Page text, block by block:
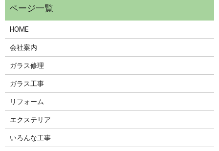
HOME
会社案内
ガラス修理
ガラス工事
リフォーム
エクステリア
いろんな工事